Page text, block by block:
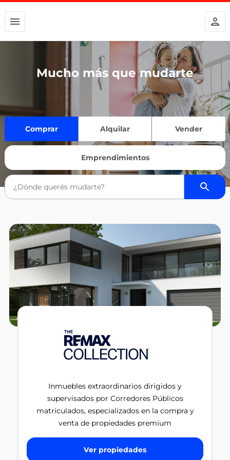
Mucho más que mudarte
Comprar Alquilar Vender
Emprendimientos
Inmuebles extraordinarios dirigidos y
supervisados por Corredores Públicos
matriculados, especializados en la compra y
venta de propiedades premium
Ver propiedades